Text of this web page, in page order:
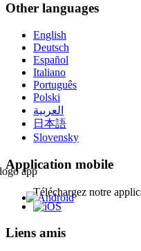
Other languages
English
Deutsch
Español
Italiano
Português
Polski
العربية
日本語
Slovensky
Application mobile
Téléchargez notre
Liens amis